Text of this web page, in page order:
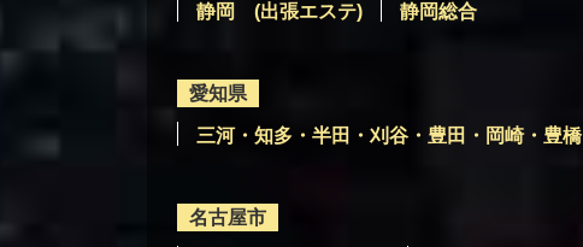
静岡 (出張エステ) 静岡総合
愛知県
三河・知多・半田・刈谷・豊田・岡崎・豊橋
名古屋市